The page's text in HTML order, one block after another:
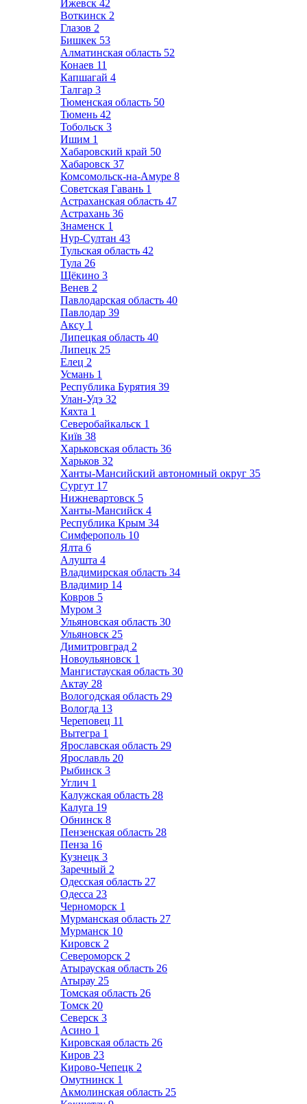
Ижевск 42
Воткинск 2
Глазов 2
Бишкек 53
Алматинская область 52
Конаев 11
Капшагай 4
Талгар 3
Тюменская область 50
Тюмень 42
Тобольск 3
Ишим 1
Хабаровский край 50
Хабаровск 37
Комсомольск-на-Амуре 8
Советская Гавань 1
Астраханская область 47
Астрахань 36
Знаменск 1
Нур-Султан 43
Тульская область 42
Тула 26
Щёкино 3
Венев 2
Павлодарская область 40
Павлодар 39
Аксу 1
Липецкая область 40
Липецк 25
Елец 2
Усмань 1
Республика Бурятия 39
Улан-Удэ 32
Кяхта 1
Северобайкальск 1
Київ 38
Харьковская область 36
Харьков 32
Ханты-Мансийский автономный округ 35
Сургут 17
Нижневартовск 5
Ханты-Мансийск 4
Республика Крым 34
Симферополь 10
Ялта 6
Алушта 4
Владимирская область 34
Владимир 14
Ковров 5
Муром 3
Ульяновская область 30
Ульяновск 25
Димитровград 2
Новоульяновск 1
Мангистауская область 30
Актау 28
Вологодская область 29
Вологда 13
Череповец 11
Вытегра 1
Ярославская область 29
Ярославль 20
Рыбинск 3
Углич 1
Калужская область 28
Калуга 19
Обнинск 8
Пензенская область 28
Пенза 16
Кузнецк 3
Заречный 2
Одесская область 27
Одесса 23
Черноморск 1
Мурманская область 27
Мурманск 10
Кировск 2
Североморск 2
Атырауская область 26
Атырау 25
Томская область 26
Томск 20
Северск 3
Асино 1
Кировская область 26
Киров 23
Кирово-Чепецк 2
Омутнинск 1
Акмолинская область 25